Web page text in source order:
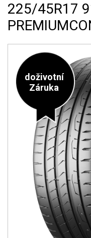
225/45R17
doživotní
Záruka